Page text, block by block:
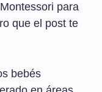
para
que el post te
bebés